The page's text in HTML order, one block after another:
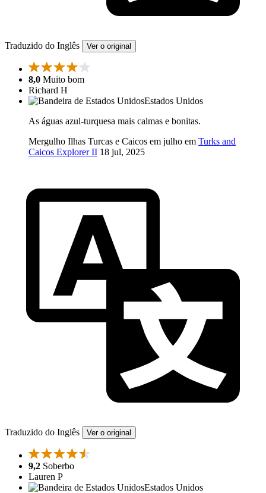
Traduzido do Inglês Ver o original
8,0 Muito bom
Richard H
Estados Unidos
As águas azul-turquesa mais calmas e bonitas.
Mergulho Ilhas Turcas e Caicos em julho em Turks and
Caicos Explorer II 18 jul, 2025
Traduzido do Inglês Ver o original
9,2 Soberbo
Lauren P
Estados Unidos